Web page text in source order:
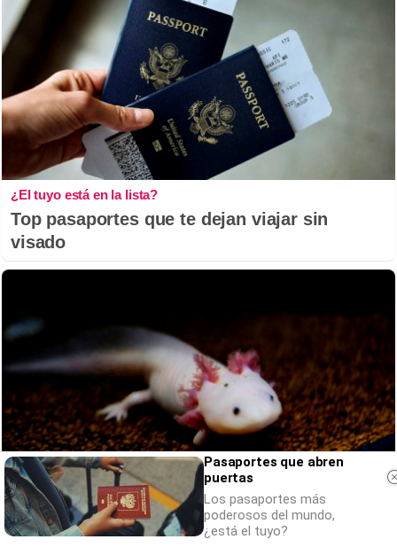
¿El tuyo está en la lista?
Top pasaportes que te dejan viajar sin
visado
¿Sabías que existen?
Estas criaturas existen y parecen sacadas
Pasaportes que abren
puertas
Los pasaportes más
poderosos del mundo,
¿está el tuyo?